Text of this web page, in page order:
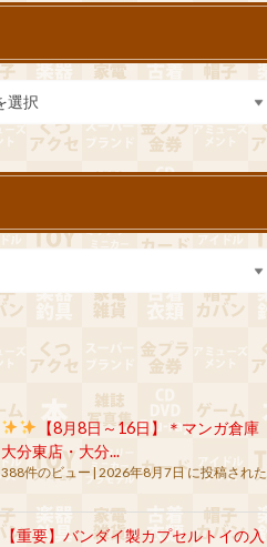
【8月8日～16日】＊マンガ倉庫
大分東店・大分...
388件のビュー | 2026年8月7日 に投稿された
【重要】バンダイ製カプセルトイの入